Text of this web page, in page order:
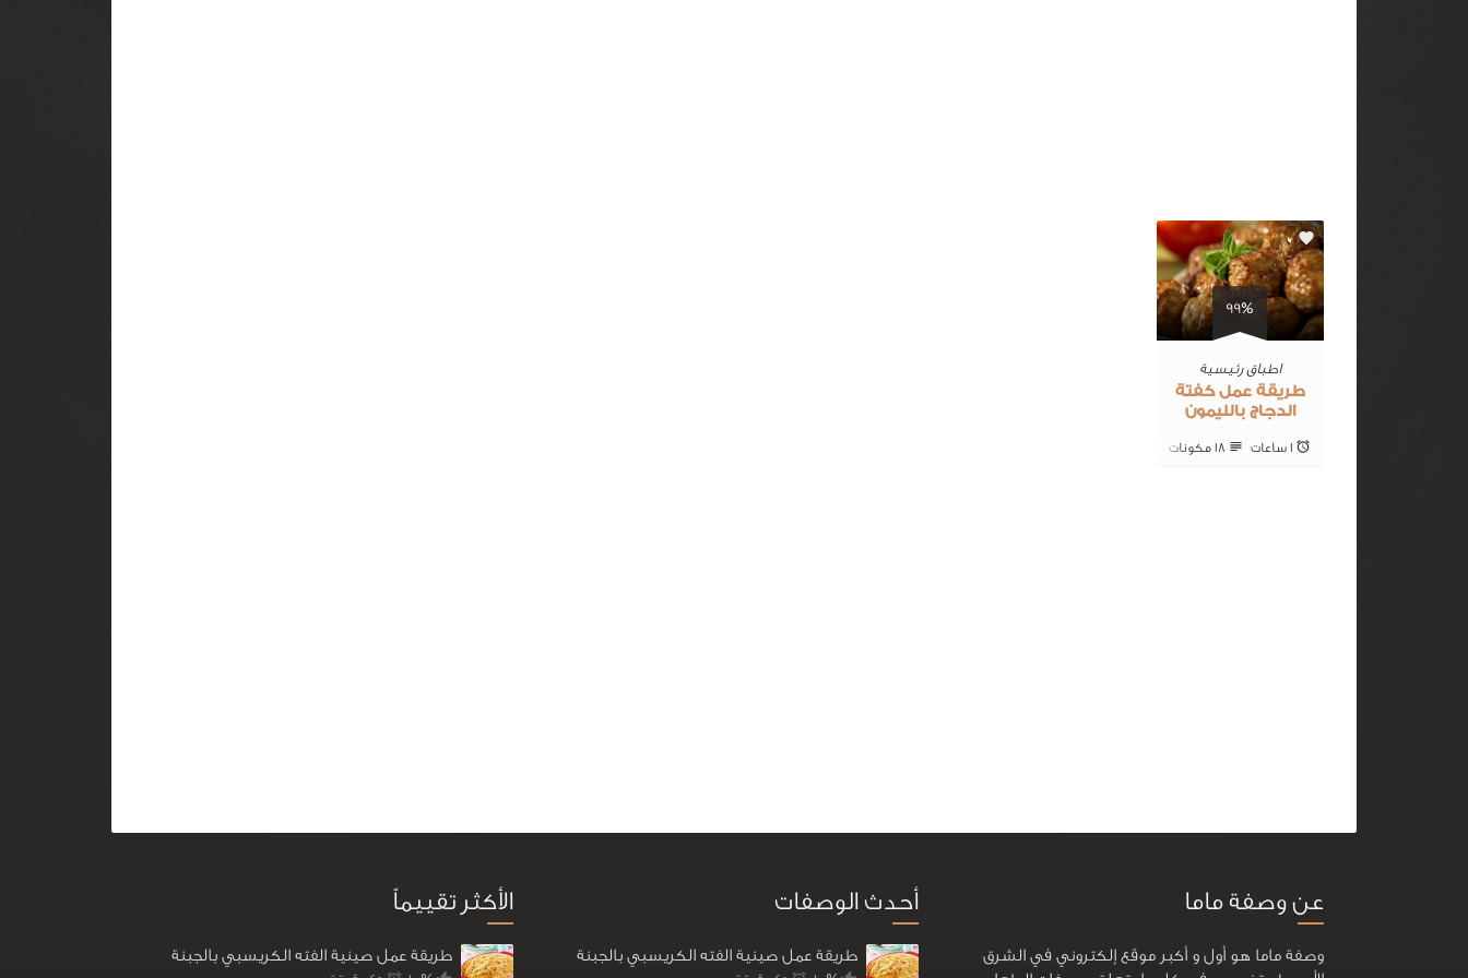
99%
0
اطباق رئيسية
طريقة عمل كفتة
الدجاج بالليمون
1 ساعات 18 ‎مكونات
الأكثر تقييماً
طريقة عمل صينية الفته الكريسبي بالجبنة
أحدث الوصفات
طريقة عمل صينية الفته الكريسبي بالجبنة
عن وصفة ماما
وصفة ماما هو أول و أكبر موقع إلكتروني في الشرق